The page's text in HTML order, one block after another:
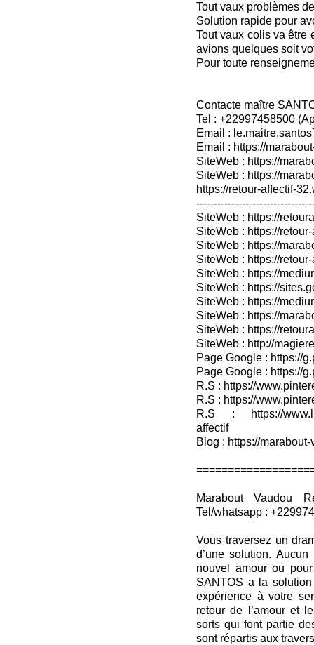
Tout vaux problèmes
Solution rapide pour
Tout vaux colis va être
avions quelques soit
Pour toute
Contacte maître
Tel : +22997458500
Email :
Email : https://
SiteWeb : https://
SiteWeb : https://
https://retour-affectif-
SiteWeb : https://
SiteWeb : https://
SiteWeb : https://
SiteWeb : https://
SiteWeb : https://
SiteWeb : https://
SiteWeb : https://
SiteWeb : https://
SiteWeb : https://
SiteWeb : http://
Page Google : https://
Page Google : https://
R.S : https://
R.S : https://
R.S : https://
affectif
Blog : https://
Marabout Vaudou
Tel/whatsapp :
Vous traversez un
d’une solution.
nouvel amour ou
SANTOS a la
expérience à votre
retour de l’amour et
sorts qui font partie
sont répartis aux